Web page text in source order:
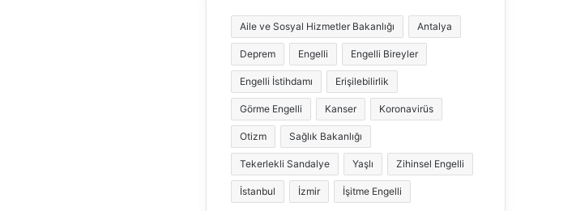
Aile ve Sosyal Hizmetler Bakanlığı Antalya
Deprem Engelli Engelli Bireyler
Engelli İstihdamı Erişilebilirlik
Görme Engelli Kanser Koronavirüs
Otizm Sağlık Bakanlığı
Tekerlekli Sandalye Yaşlı Zihinsel Engelli
İstanbul İzmir İşitme Engelli